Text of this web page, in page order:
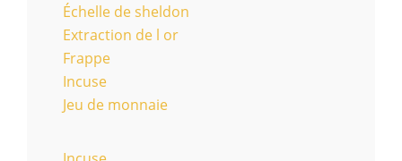
Échelle de sheldon
Extraction de l or
Frappe
Incuse
Jeu de monnaie